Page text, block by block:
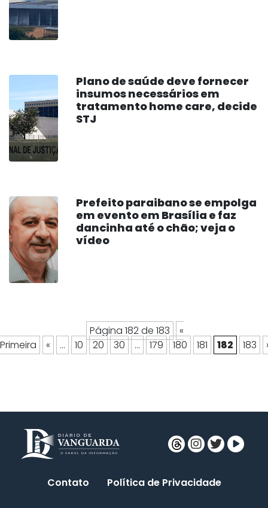
Plano de saúde deve fornecer
insumos necessários em
tratamento home care, decide
STJ
Prefeito paraibano se empolga
em evento em Brasília e faz
dancinha até o chão; veja o
vídeo
Página 182 de 183
«
Primeira
« ... 10 20 30 ... 179 180 181 182 183
Contato Política de Privacidade